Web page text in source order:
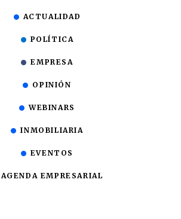
ACTUALIDAD
POLÍTICA
EMPRESA
OPINIÓN
WEBINARS
INMOBILIARIA
EVENTOS
AGENDA EMPRESARIAL